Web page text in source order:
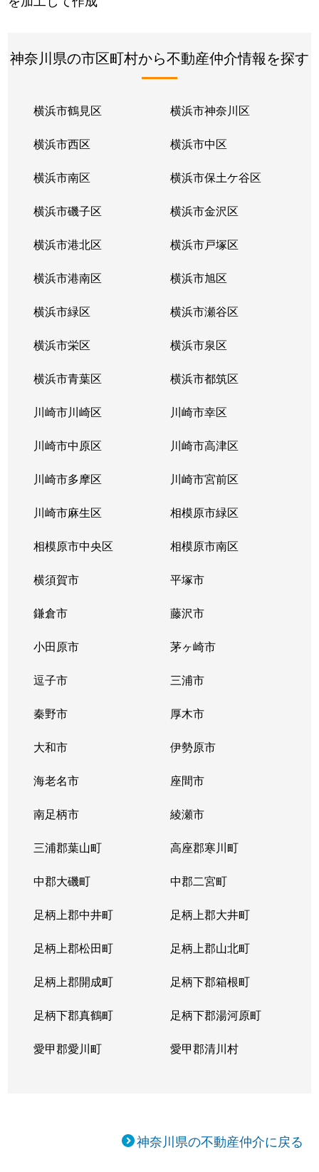
神奈川県の市区町村から不動産仲介情報を探す
横浜市鶴見区 横浜市神奈川区
横浜市西区 横浜市中区
横浜市南区 横浜市保土ケ谷区
横浜市磯子区 横浜市金沢区
横浜市港北区 横浜市戸塚区
横浜市港南区 横浜市旭区
横浜市緑区 横浜市瀬谷区
横浜市栄区 横浜市泉区
横浜市青葉区 横浜市都筑区
川崎市川崎区 川崎市幸区
川崎市中原区 川崎市高津区
川崎市多摩区 川崎市宮前区
川崎市麻生区 相模原市緑区
相模原市中央区 相模原市南区
横須賀市 平塚市
鎌倉市 藤沢市
小田原市 茅ヶ崎市
逗子市 三浦市
秦野市 厚木市
大和市 伊勢原市
海老名市 座間市
南足柄市 綾瀬市
三浦郡葉山町 高座郡寒川町
中郡大磯町 中郡二宮町
足柄上郡中井町 足柄上郡大井町
足柄上郡松田町 足柄上郡山北町
足柄上郡開成町 足柄下郡箱根町
足柄下郡真鶴町 足柄下郡湯河原町
愛甲郡愛川町 愛甲郡清川村
神奈川県の不動産仲介に戻る